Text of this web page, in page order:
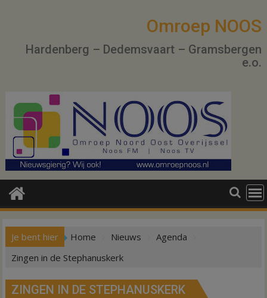
Omroep NOOS
Hardenberg – Dedemsvaart – Gramsbergen
e.o.
Je bent hier Home Nieuws
Agenda
Zingen in de Stephanuskerk
ZINGEN IN DE STEPHANUSKERK